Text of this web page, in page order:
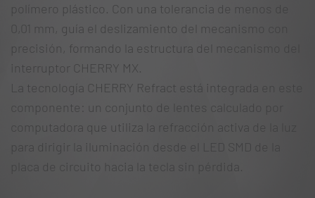
polímero plástico. Con una tolerancia de menos de
0,01 mm, guía el deslizamiento del mecanismo con
precisión, formando la estructura del mecanismo del
interruptor CHERRY MX.
La tecnología CHERRY Refract está integrada en este
componente: un conjunto de lentes calculado por
computadora que utiliza la refracción activa de la luz
para dirigir la iluminación desde el LED SMD de la
placa de circuito hacia la tecla sin pérdida.